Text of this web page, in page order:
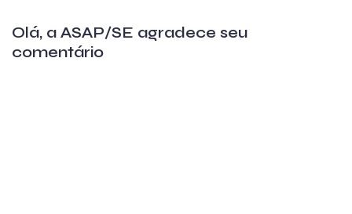
Olá, a ASAP/SE agradece seu
comentário